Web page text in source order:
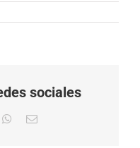
sociales
WhatsApp
Correo